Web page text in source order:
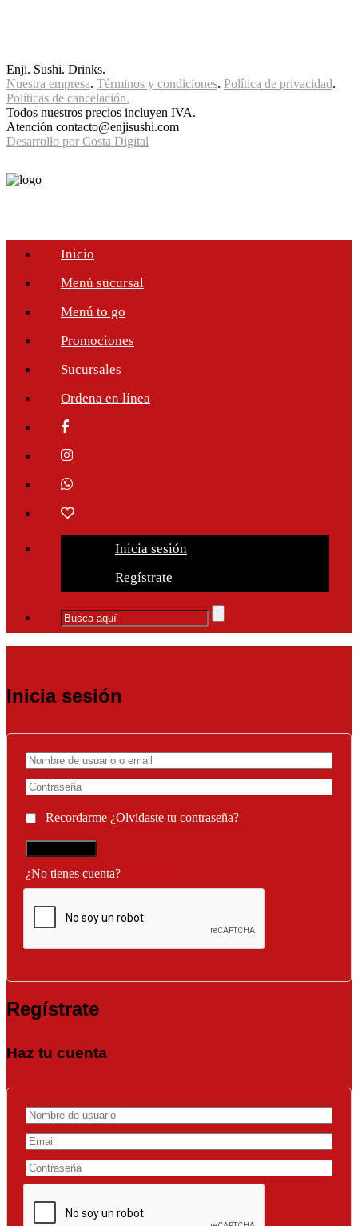
Enji. Sushi. Drinks.
Nuestra empresa. Términos y condiciones. Política de privacidad.
Políticas de cancelación.
Todos nuestros precios incluyen IVA.
Atención contacto@enjisushi.com
Desarrollo por Costa Digital
Inicio
Menú sucursal
Menú to go
Promociones
Sucursales
Ordena en línea
Inicia sesión
Regístrate
Inicia sesión
Recordarme ¿Olvidaste tu contraseña?
¿No tienes cuenta?
Regístrate
Haz tu cuenta